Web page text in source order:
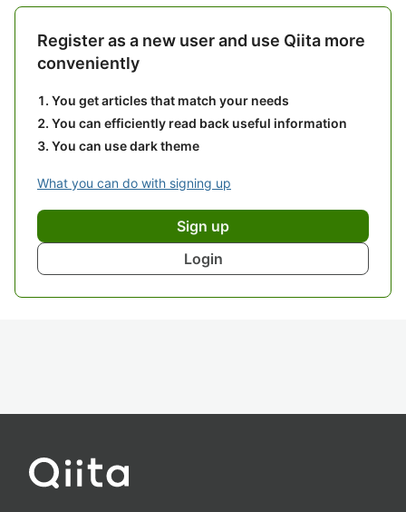
Register as a new user and use Qiita more
conveniently
You get articles that match your needs
You can efficiently read back useful information
You can use dark theme
What you can do with signing up
Sign up
Login